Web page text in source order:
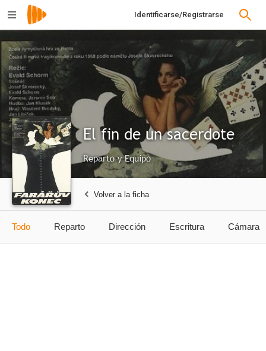
Identificarse/Registrarse
El fin de un sacerdote
Reparto y Equipo
Volver a la ficha
Todo Reparto Dirección Escritura Cámara